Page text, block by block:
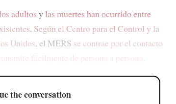
adultos ylas muertes han ocurrido entre
. Según el Centro para el Control y la
Unidos, el MERS se contrae por el contacto
fácilmente de persona a persona
the conversation